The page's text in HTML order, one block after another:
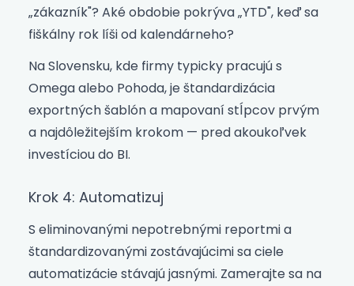
„zákazník"? Aké obdobie pokrýva „YTD", keď sa
fiškálny rok líši od kalendárneho?
Na Slovensku, kde firmy typicky pracujú s
Omega alebo Pohoda, je štandardizácia
exportných šablón a mapovaní stĺpcov prvým
a najdôležitejším krokom — pred akoukoľvek
investíciou do BI.
Krok 4: Automatizuj
S eliminovanými nepotrebnými reportmi a
štandardizovanými zostávajúcimi sa ciele
automatizácie stávajú jasnými. Zamerajte sa na